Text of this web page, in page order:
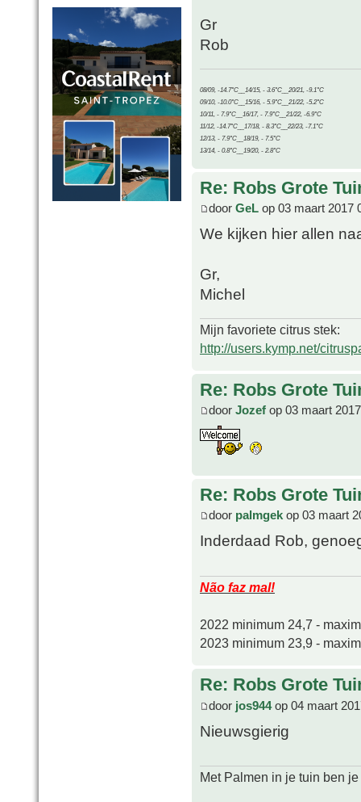
Gr
Rob
08/09, -14.7°C__14/15, - 3.6°C__20/21, -9.1°C
09/10, -10.0°C__15/16, - 5.9°C__21/22, -5.2°C
10/11, - 7.9°C__16/17, - 7.9°C__21/22, -6.9°C
11/12, -14.7°C__17/18, - 8.3°C__22/23, -7.1°C
12/13, - 7.9°C__18/19, - 7.5°C
13/14, - 0.8°C__19/20, - 2.8°C
Re: Robs Grote
door GeL op 03 maart 2017
We kijken hier allen
Gr,
Michel
Mijn favoriete citrus stek:
http://users.kymp.net/
Re: Robs Grote
door Jozef op 03 maart
Re: Robs Grote
door palmgek op 03 maart
Inderdaad Rob,
Não faz mal!
2022 minimum 24,7 -
2023 minimum 23,9 -
Re: Robs Grote
door jos944op 04 maart
Nieuwsgierig
Met Palmen in je tuin ben